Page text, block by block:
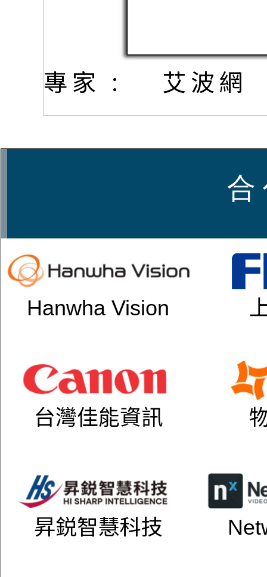
專家 : 艾波網
合
Hanwha Vision
台灣佳能資訊
昇鋭智慧科技